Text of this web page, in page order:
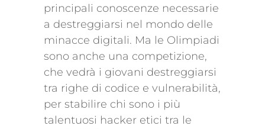
principali conoscenze necessarie
a destreggiarsi nel mondo delle
minacce digitali. Ma le Olimpiadi
sono anche una competizione,
che vedrà i giovani destreggiarsi
tra righe di codice e vulnerabilità,
per stabilire chi sono i più
talentuosi hacker etici tra le